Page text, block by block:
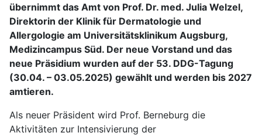
übernimmt das Amt von Prof. Dr. med. Julia Welzel,
Direktorin der Klinik für Dermatologie und
Allergologie am Universitätsklinikum Augsburg,
Medizincampus Süd. Der neue Vorstand und das
neue Präsidium wurden auf der 53. DDG-Tagung
(30.04. – 03.05.2025) gewählt und werden bis 2027
amtieren.
Als neuer Präsident wird Prof. Berneburg die
Aktivitäten zur Intensivierung der